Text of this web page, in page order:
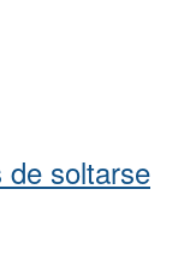
soltarse